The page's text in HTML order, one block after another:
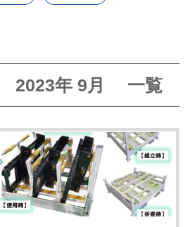
2023年 9月 一覧